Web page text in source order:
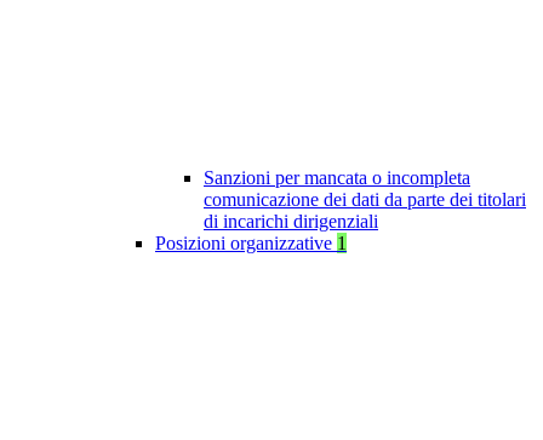
Sanzioni per mancata o incompleta
comunicazione dei dati da parte dei titolari
di incarichi dirigenziali
Posizioni organizzative 1